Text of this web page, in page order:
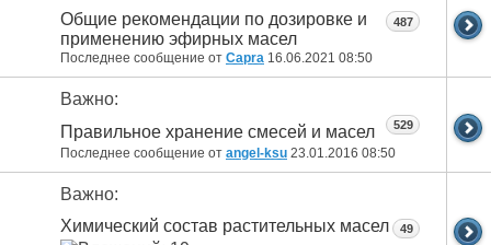
Общие рекомендации по дозировке и
применению эфирных масел
Последнее сообщение от Capra 16.06.2021 08:50
487
Важно:
Правильное хранение смесей и масел
Последнее сообщение от angel-ksu 23.01.2016 08:50
529
Важно:
Химический состав растительных масел
49